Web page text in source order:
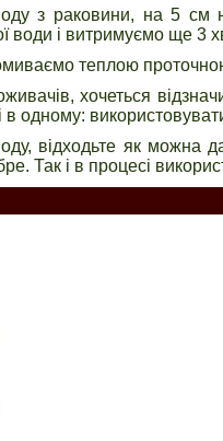
з раковини, на 5 см
води і витримуємо ще 3
теплою
хочеться
в одному:
відходьте як можна
Так і в процесі